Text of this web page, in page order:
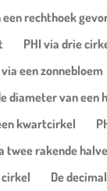
rechthoek
PHI via drie
via een zonnebloem
diameter van
kwartcirkel
twee rakende
cirkel De